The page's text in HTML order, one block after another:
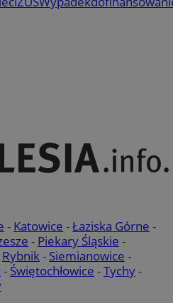
- Katowice -Łaziska Górne -
- Piekary Śląskie -
Rybnik - Siemianowice -
- Świętochłowice -Tychy-